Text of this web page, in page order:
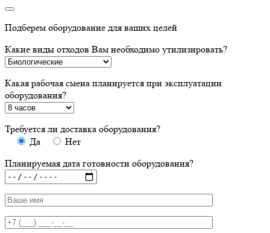
Подберем оборудование для ваших целей
Какие виды отходов Вам необходимо утилизировать?
Какая рабочая смена планируется при эксплуатации
оборудования?
Требуется ли доставка оборудования?
Да
Нет
Планируемая дата готовности оборудования?